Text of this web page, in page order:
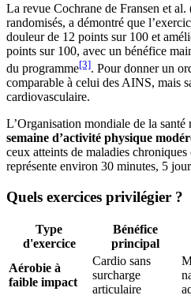
La revue Cochrane de Fransen et
randomisés, a démontré que
douleur de 12 points sur 100 et
points sur 100, avec un bénéfice
du programme[3]. Pour donner un
comparable à celui des AINS, mais
cardiovasculaire.
L’Organisation mondiale de la santé
semaine d’activité physique
ceux atteints de maladies chroniques
représente environ 30 minutes, 5
Quels exercices privilégier ?
Type
d'exercice
Bénéfice
principal
Aérobie à
faible impact
Cardio sans
surcharge
articulaire